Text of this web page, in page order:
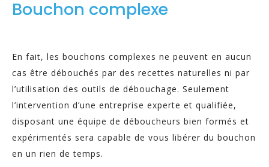
Bouchon complexe
En fait, les bouchons complexes ne peuvent en aucun
cas être débouchés par des recettes naturelles ni par
l’utilisation des outils de débouchage. Seulement
l’intervention d’une entreprise experte et qualifiée,
disposant une équipe de déboucheurs bien formés et
expérimentés sera capable de vous libérer du bouchon
en un rien de temps.